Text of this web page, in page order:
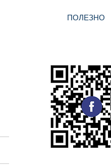
ПОЛЕЗНО